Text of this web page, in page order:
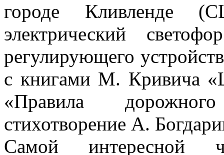
городе Кливленде
электрический
регулирующего
с книгами М. Кривича
«Правила
стихотворение А.
Самой интересной